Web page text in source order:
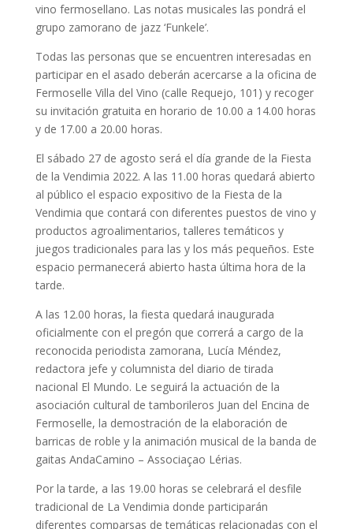
vino fermosellano. Las notas musicales las pondrá el
grupo zamorano de jazz ‘Funkele’.
Todas las personas que se encuentren interesadas en
participar en el asado deberán acercarse a la oficina de
Fermoselle Villa del Vino (calle Requejo, 101) y recoger
su invitación gratuita en horario de 10.00 a 14.00 horas
y de 17.00 a 20.00 horas.
El sábado 27 de agosto será el día grande de la Fiesta
de la Vendimia 2022. A las 11.00 horas quedará abierto
al público el espacio expositivo de la Fiesta de la
Vendimia que contará con diferentes puestos de vino y
productos agroalimentarios, talleres temáticos y
juegos tradicionales para las y los más pequeños. Este
espacio permanecerá abierto hasta última hora de la
tarde.
A las 12.00 horas, la fiesta quedará inaugurada
oficialmente con el pregón que correrá a cargo de la
reconocida periodista zamorana, Lucía Méndez,
redactora jefe y columnista del diario de tirada
nacional El Mundo. Le seguirá la actuación de la
asociación cultural de tamborileros Juan del Encina de
Fermoselle, la demostración de la elaboración de
barricas de roble y la animación musical de la banda de
gaitas AndaCamino – Associaçao Lérias.
Por la tarde, a las 19.00 horas se celebrará el desfile
tradicional de La Vendimia donde participarán
diferentes comparsas de temáticas relacionadas con el